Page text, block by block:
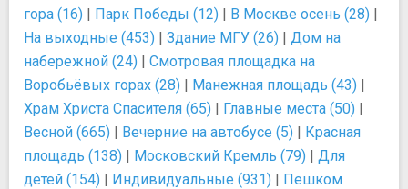
гора (16) | Парк Победы (12) | В Москве осень (28) |
На выходные (453) | Здание МГУ (26) | Дом на
набережной (24) | Смотровая площадка на
Воробьёвых горах (28) | Манежная площадь (43) |
Храм Христа Спасителя (65) | Главные места (50) |
Весной (665) | Вечерние на автобусе (5) | Красная
площадь (138) | Московский Кремль (79) | Для
детей (154) | Индивидуальные (931) | Пешком